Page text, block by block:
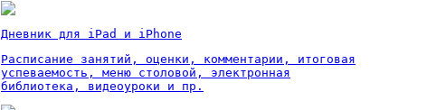
Дневник для iPad и iPhone
Расписание занятий, оценки, комментарии, итоговая
успеваемость, меню столовой, электронная
библиотека, видеоуроки и пр.